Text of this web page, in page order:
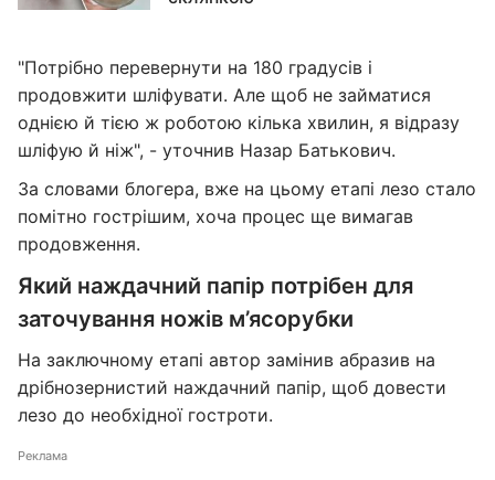
"Потрібно перевернути на 180 градусів і
продовжити шліфувати. Але щоб не займатися
однією й тією ж роботою кілька хвилин, я відразу
шліфую й ніж", - уточнив Назар Батькович.
За словами блогера, вже на цьому етапі лезо стало
помітно гострішим, хоча процес ще вимагав
продовження.
Який наждачний папір потрібен для
заточування ножів м’ясорубки
На заключному етапі автор замінив абразив на
дрібнозернистий наждачний папір, щоб довести
лезо до необхідної гостроти.
Реклама